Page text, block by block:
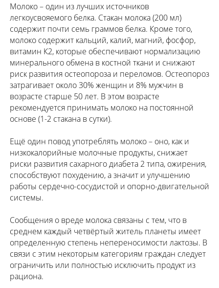
Молоко – один из лучших источников
легкоусвояемого белка. Стакан молока (200 мл)
содержит почти семь граммов белка. Кроме того,
молоко содержит кальций, калий, магний, фосфор,
витамин К2, которые обеспечивают нормализацию
минерального обмена в костной ткани и снижают
риск развития остеопороза и переломов. Остеопороз
затрагивает около 30% женщин и 8% мужчин в
возрасте старше 50 лет. В этом возрасте
рекомендуется принимать молоко на постоянной
основе (1-2 стакана в сутки).
Ещё один повод употреблять молоко – оно, как и
низкокалорийные молочные продукты, снижает
риски развития сахарного диабета 2 типа, ожирения,
способствуют похудению, а значит и улучшению
работы сердечно-сосудистой и опорно-двигательной
системы.
Сообщения о вреде молока связаны с тем, что в
среднем каждый четвёртый житель планеты имеет
определенную степень непереносимости лактозы. В
связи с этим некоторым категориям граждан следует
ограничить или полностью исключить продукт из
рациона.